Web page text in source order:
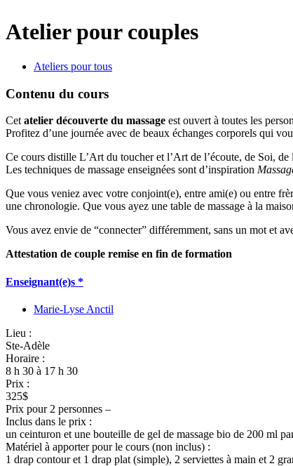
Atelier pour couples
Ateliers pour tous
Contenu du cours
Cet atelier découverte du massage est ouvert à toutes les
Profitez d’une journée avec de beaux échanges corporels qui
Ce cours distille L’Art du toucher et l’Art de l’écoute, de Soi, de
Les techniques de massage enseignées sont d’inspiration
Que vous veniez avec votre conjoint(e), entre ami(e) ou entre
une chronologie. Que vous ayez une table de massage à la
Vous avez envie de “connecter” différemment, sans un mot et
Attestation de couple remise en fin de formation
Enseignant(e)s *
Marie-Lyse Anctil
Lieu :
Ste-Adèle
Horaire :
8 h 30 à 17 h 30
Prix :
325$
Prix pour 2 personnes –
Inclus dans le prix :
un ceinturon et une bouteille de gel de massage bio de 200 ml
Matériel à apporter pour le cours (non inclus) :
1 drap contour et 1 drap plat (simple), 2 serviettes à main et 2